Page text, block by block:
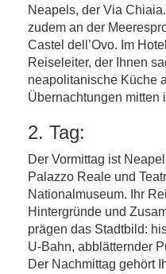
Neapels, der Via
zudem an der
Castel dell’Ovo. Im
Reiseleiter, der Ihnen
neapolitanische Küche
Übernachtungen mitten
2. Tag:
Der Vormittag ist
Palazzo Reale und
Nationalmuseum. Ihr
Hintergründe und
prägen das Stadtbild:
U-Bahn, abblätternder
Der Nachmittag gehört